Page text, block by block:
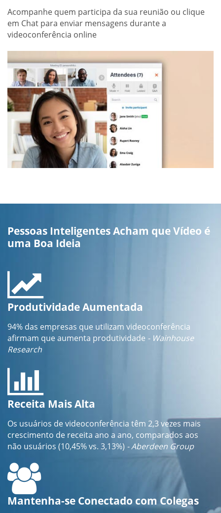
Acompanhe quem participa da sua reunião ou clique
em Chat para enviar mensagens durante a
videoconferência online
Pessoas Inteligentes Acham que Vídeo é
uma Boa Ideia
Produtividade Aumentada
94% das empresas que utilizam videoconferência
afirmam que aumenta produtividade - Wainhouse
Research
Receita Mais Alta
Os usuários de videoconferência têm 2,3 vezes mais
crescimento de receita ano a ano, comparados aos
não usuários (10,45% vs. 3,13%) - Aberdeen Group
Mantenha-se Conectado com Colegas